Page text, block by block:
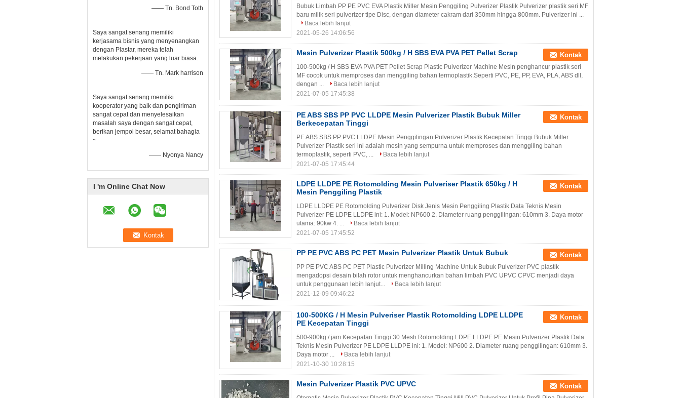
—— Tn. Bond Toth
Saya sangat senang memiliki
kerjasama bisnis yang menyenangkan
dengan Plastar, mereka telah
melakukan pekerjaan yang luar biasa.
—— Tn. Mark harrison
Saya sangat senang memiliki
kooperator yang baik dan pengiriman
sangat cepat dan menyelesaikan
masalah saya dengan sangat cepat,
berikan jempol besar, selamat bahagia
~
—— Nyonya Nancy
I 'm Online Chat Now
Bubuk Limbah PP PE PVC EVA Plastik Miller Mesin Penggiling Pulverizer Plastik Pulverizer plastik seri MF
baru milik seri pulverizer tipe Disc, dengan diameter cakram dari 350mm hingga 800mm. Pulverizer ini ...
Baca lebih lanjut
2021-05-26 14:06:56
Mesin Pulverizer Plastik 500kg / H SBS EVA PVA PET Pellet Scrap Kontak
100-500kg / H SBS EVA PVA PET Pellet Scrap Plastic Pulverizer Machine Mesin penghancur plastik seri
MF cocok untuk memproses dan menggiling bahan termoplastik.Seperti PVC, PE, PP, EVA, PLA, ABS dll,
dengan ...
Baca lebih lanjut
2021-07-05 17:45:38
PE ABS SBS PP PVC LLDPE Mesin Pulverizer Plastik Bubuk Miller
Berkecepatan Tinggi
Kontak
PE ABS SBS PP PVC LLDPE Mesin Penggilingan Pulverizer Plastik Kecepatan Tinggi Bubuk Miller
Pulverizer Plastik seri ini adalah mesin yang sempurna untuk memproses dan menggiling bahan
termoplastik, seperti PVC, ...
Baca lebih lanjut
2021-07-05 17:45:44
LDPE LLDPE PE Rotomolding Mesin Pulveriser Plastik 650kg / H
Mesin Penggiling Plastik
Kontak
LDPE LLDPE PE Rotomolding Pulverizer Disk Jenis Mesin Penggiling Plastik Data Teknis Mesin
Pulverizer PE LDPE LLDPE ini: 1. Model: NP600 2. Diameter ruang penggilingan: 610mm 3. Daya motor
utama: 90kw 4. ...
Baca lebih lanjut
2021-07-05 17:45:52
PP PE PVC ABS PC PET Mesin Pulverizer Plastik Untuk Bubuk Kontak
PP PE PVC ABS PC PET Plastic Pulverizer Milling Machine Untuk Bubuk Pulverizer PVC plastik
mengadopsi desain bilah rotor untuk menghancurkan bahan limbah PVC UPVC CPVC menjadi daya
untuk penggunaan lebih lanjut...
Baca lebih lanjut
2021-12-09 09:46:22
100-500KG / H Mesin Pulveriser Plastik Rotomolding LDPE LLDPE
PE Kecepatan Tinggi
Kontak
500-900kg / jam Kecepatan Tinggi 30 Mesh Rotomolding LDPE LLDPE PE Mesin Pulverizer Plastik Data
Teknis Mesin Pulverizer PE LDPE LLDPE ini: 1. Model: NP600 2. Diameter ruang penggilingan: 610mm 3.
Daya motor ...
Baca lebih lanjut
2021-10-30 10:28:15
Mesin Pulverizer Plastik PVC UPVC Kontak